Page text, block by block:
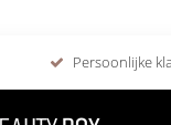
Persoonlijke